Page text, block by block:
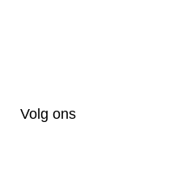
Volg ons